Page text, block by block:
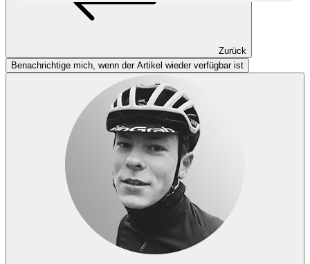
Zurück
Benachrichtige mich, wenn der Artikel wieder verfügbar ist